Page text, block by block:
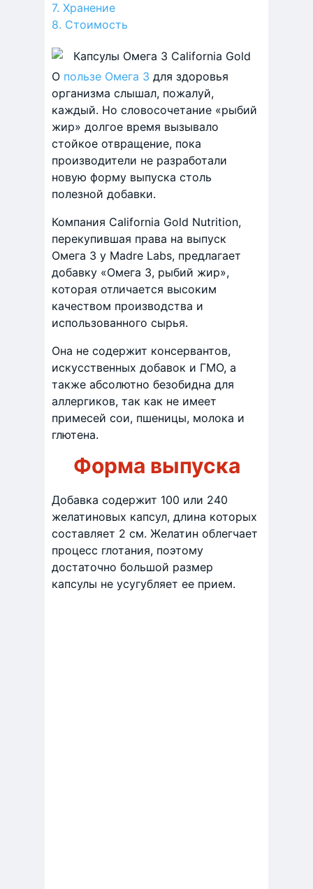
Хранение
Стоимость
О пользе Омега 3 для здоровья
организма слышал, пожалуй,
каждый. Но словосочетание «рыбий
жир» долгое время вызывало
стойкое отвращение, пока
производители не разработали
новую форму выпуска столь
полезной добавки.
Компания California Gold Nutrition,
перекупившая права на выпуск
Омега 3 у Madre Labs, предлагает
добавку «Омега 3, рыбий жир»,
которая отличается высоким
качеством производства и
использованного сырья.
Она не содержит консервантов,
искусственных добавок и ГМО, а
также абсолютно безобидна для
аллергиков, так как не имеет
примесей сои, пшеницы, молока и
глютена.
Форма выпуска
Добавка содержит 100 или 240
желатиновых капсул, длина которых
составляет 2 см. Желатин облегчает
процесс глотания, поэтому
достаточно большой размер
капсулы не усугубляет ее прием.